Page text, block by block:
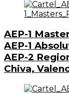
AEP-1
AEP-1
AEP-2
Chiva,